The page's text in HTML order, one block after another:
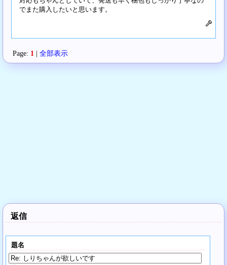
でまた購入したいと思います。
Page: 1 | 全部表示
返信
題名